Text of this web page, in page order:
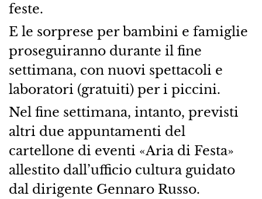
feste.
E le sorprese per bambini e famiglie
proseguiranno durante il fine
settimana, con nuovi spettacoli e
laboratori (gratuiti) per i piccini.
Nel fine settimana, intanto, previsti
altri due appuntamenti del
cartellone di eventi «Aria di Festa»
allestito dall’ufficio cultura guidato
dal dirigente Gennaro Russo.